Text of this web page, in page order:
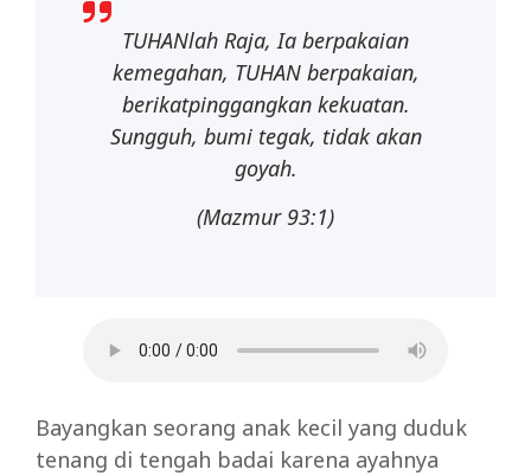
TUHANlah Raja, Ia berpakaian
kemegahan, TUHAN berpakaian,
berikatpinggangkan kekuatan.
Sungguh, bumi tegak, tidak akan
goyah.
(Mazmur 93:1)
Bayangkan seorang anak kecil yang duduk
tenang di tengah badai karena ayahnya